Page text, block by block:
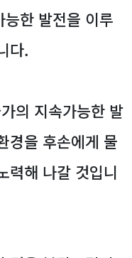
한 발전을 이루
다.
의 지속가능한 발
경을 후손에게 물
력해 나갈 것입니